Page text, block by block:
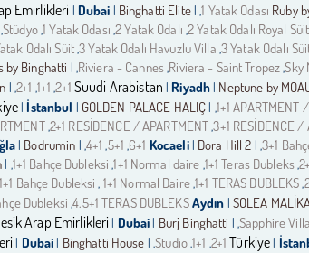
Emirlikleri Dubai Binghatti Elite| ,1 Yatak Odası Ruby
| ,Stüdyo,1 Yatak Odası ,2 Yatak Odalı ,2 Yatak Odalı Royal Süit
Odalı Süit,3 Yatak Odalı Havuzlu Villa ,3 Yatak Odalı
by Binghatti | ,Riviera - Cannes,Riviera - Saint Tropez,Sky
| ,2+1 ,1+1,2+1 Suudi Arabistan Riyadh Neptune by
| İstanbul GOLDEN PALACE HALIÇ | ,1+1 APARTMENT
,2+1 RESİDENCE / APARTMENT,3+1 RESİDENCE /
| Bodrumin | ,4+1 ,5+1 ,6+1 Kocaeli| Dora Hill 2 | ,3+1
| ,1+1 Bahçe Dubleksi ,1+1 Normal daire ,1+1 Teras Dubleks,
Bahçe Dubleksi , 1+1 Normal Daire,1+1 TERAS DUBLEKS,
Dubleksi ,4.5+1 TERAS DUBLEKSAydın SOLEA
Arap Emirlikleri Dubai Burj Binghatti | ,Sapphire Villa
Dubai Binghatti House | ,Studio,1+1 ,2+1 Türkiye